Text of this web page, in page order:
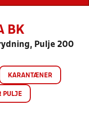
BK
Pulje 200
KARANTÆNER
PULJE